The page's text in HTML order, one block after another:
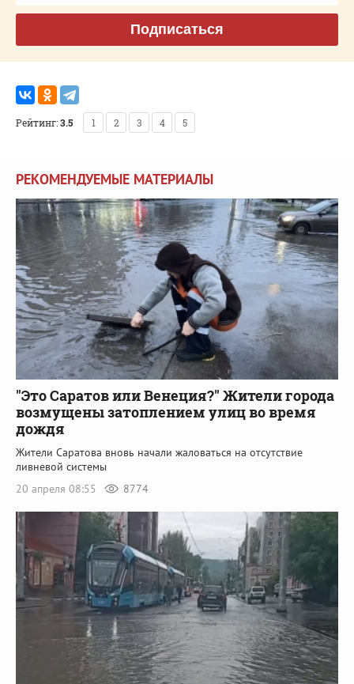
Подписаться
Рейтинг:3.5 1 2 3 4 5
РЕКОМЕНДУЕМЫЕ МАТЕРИАЛЫ
"Это Саратов или Венеция?" Жители города
возмущены затоплением улиц во время
дождя
Жители Саратова вновь начали жаловаться на отсутствие
ливневой системы
20 апреля 08:55
8774